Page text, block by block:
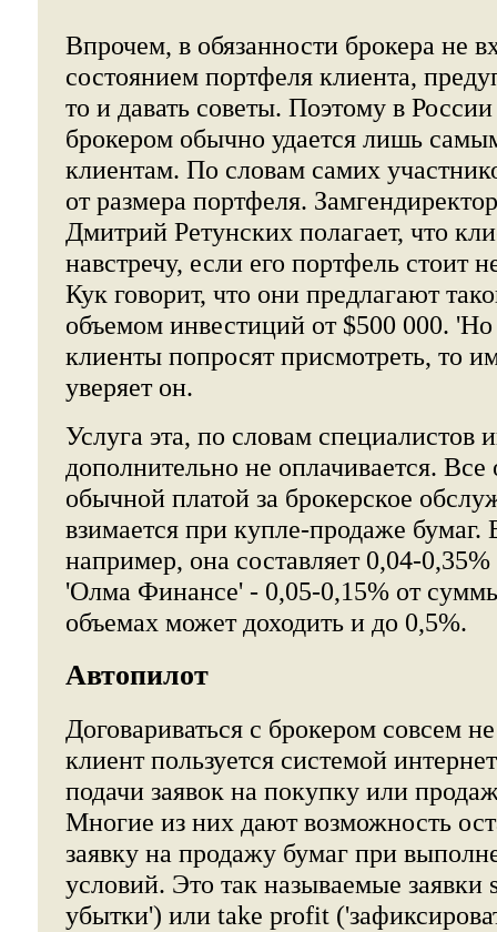
Впрочем, в обязанности брокера не
состоянием портфеля клиента,
то и давать советы. Поэтому в России
брокером обычно удается лишь
клиентам. По словам самих
от размера портфеля.
Дмитрий Ретунских полагает, что
навстречу, если его портфель стоит
Кук говорит, что они предлагают
объемом инвестиций от $500 000.
клиенты попросят присмотреть, то
уверяет он.
Услуга эта, по словам специалистов
дополнительно не оплачивается. Все
обычной платой за брокерское
взимается при купле-продаже бумаг.
например, она составляет 0,04-
'Олма Финансе' - 0,05-0,15% от
объемах может доходить и до 0,5%.
Автопилот
Договариваться с брокером совсем
клиент пользуется системой
подачи заявок на покупку или
Многие из них дают возможность
заявку на продажу бумаг при
условий. Это так называемые заявки
убытки') или take profit